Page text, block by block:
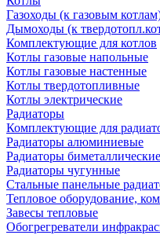
Газоходы (к газовым
Дымоходы (к
Комплектующие для котлов
Котлы газовые напольные
Котлы газовые настенные
Котлы твердотопливные
Котлы электрические
Радиаторы
Комплектующие для
Радиаторы алюминиевые
Радиаторы биметаллические
Радиаторы чугунные
Стальные панельные
Тепловое оборудование,
Завесы тепловые
Обогрегреватели